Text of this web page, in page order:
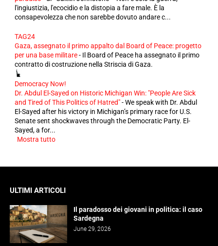
l'ingiustizia, l'ecocidio e la distopia a fare male. È la
consapevolezza che non sarebbe dovuto andare c...
TAG24
Gaza, assegnato il primo appalto dal Board of Peace: progetto
per una base militare- Il Board of Peace ha assegnato il primo
contratto di costruzione nella Striscia di Gaza.
Democracy Now!
Dr. Abdul El-Sayed on Historic Michigan Win: "People Are Sick
and Tired of This Politics of Hatred"-We speak with Dr. Abdul
El-Sayed after his victory in Michigan’s primary race for U.S.
Senate sent shockwaves through the Democratic Party. El-
Sayed, a for...
Mostra tutto
ULTIMI ARTICOLI
Il paradosso dei giovani in politica: il caso
Sardegna
June 29, 2026